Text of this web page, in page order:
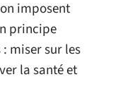
imposent
principe
miser sur les
la santé et